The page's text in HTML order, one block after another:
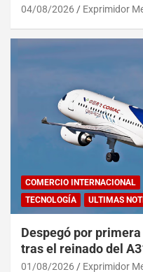
04/08/2026 Exprimidor
COMERCIO INTERNACIONAL
TECNOLOGÍA
ULTIMAS
Despegó por
tras el reinado del
01/08/2026 Exprimidor